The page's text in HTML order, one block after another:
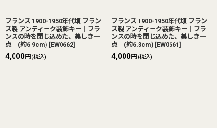
フランス 1900-1950年代頃 フラン
ス製 アンティーク装飾キー｜フラ
ンスの時を閉じ込めた、美しき一
点｜(約6.9cm) [EW0662]
4,000円 (税込)
フランス 1900-1950年代頃 フラン
ス製 アンティーク装飾キー｜フラ
ンスの時を閉じ込めた、美しき一
点｜(約6.3cm) [EW0661]
4,000円 (税込)